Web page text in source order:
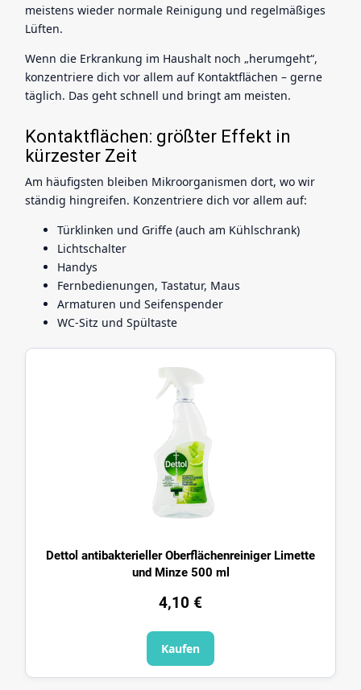
meistens wieder normale Reinigung und regelmäßiges
Lüften.
Wenn die Erkrankung im Haushalt noch „herumgeht“,
konzentriere dich vor allem auf Kontaktflächen – gerne
täglich. Das geht schnell und bringt am meisten.
Kontaktflächen: größter Effekt in
kürzester Zeit
Am häufigsten bleiben Mikroorganismen dort, wo wir
ständig hingreifen. Konzentriere dich vor allem auf:
Türklinken und Griffe (auch am Kühlschrank)
Lichtschalter
Handys
Fernbedienungen, Tastatur, Maus
Armaturen und Seifenspender
WC-Sitz und Spültaste
Dettol antibakterieller Oberflächenreiniger Limette
und Minze 500 ml
4,10 €
Kaufen